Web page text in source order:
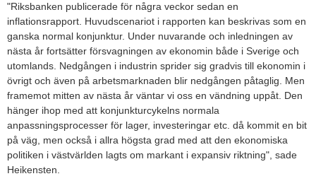
"Riksbanken publicerade för några veckor sedan en
inflationsrapport. Huvudscenariot i rapporten kan beskrivas som en
ganska normal konjunktur. Under nuvarande och inledningen av
nästa år fortsätter försvagningen av ekonomin både i Sverige och
utomlands. Nedgången i industrin sprider sig gradvis till ekonomin i
övrigt och även på arbetsmarknaden blir nedgången påtaglig. Men
framemot mitten av nästa år väntar vi oss en vändning uppåt. Den
hänger ihop med att konjunkturcykelns normala
anpassningsprocesser för lager, investeringar etc. då kommit en bit
på väg, men också i allra högsta grad med att den ekonomiska
politiken i västvärlden lagts om markant i expansiv riktning", sade
Heikensten.